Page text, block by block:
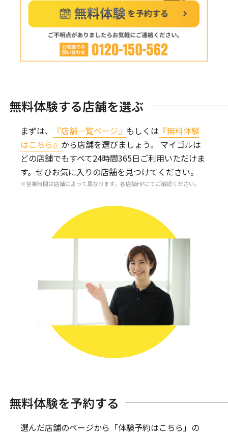
無料体験する店舗を選ぶ
まずは、 『店舗一覧ページ』 もしくは 『無料体験
はこちら』 から店舗を選びましょう。
マイゴルは
どの店舗でもすべて24時間365日ご利用いただけま
す。ぜひお気に入りの店舗を見つけてください。
営業時間は店舗によって異なります。各店舗HPにてご確認ください。
無料体験を予約する
選んだ店舗のページから「体験予約はこちら」の